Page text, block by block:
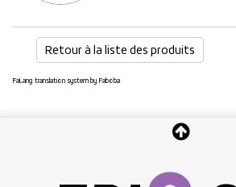
Retour à la liste des produits
FaLang translation system by Faboba